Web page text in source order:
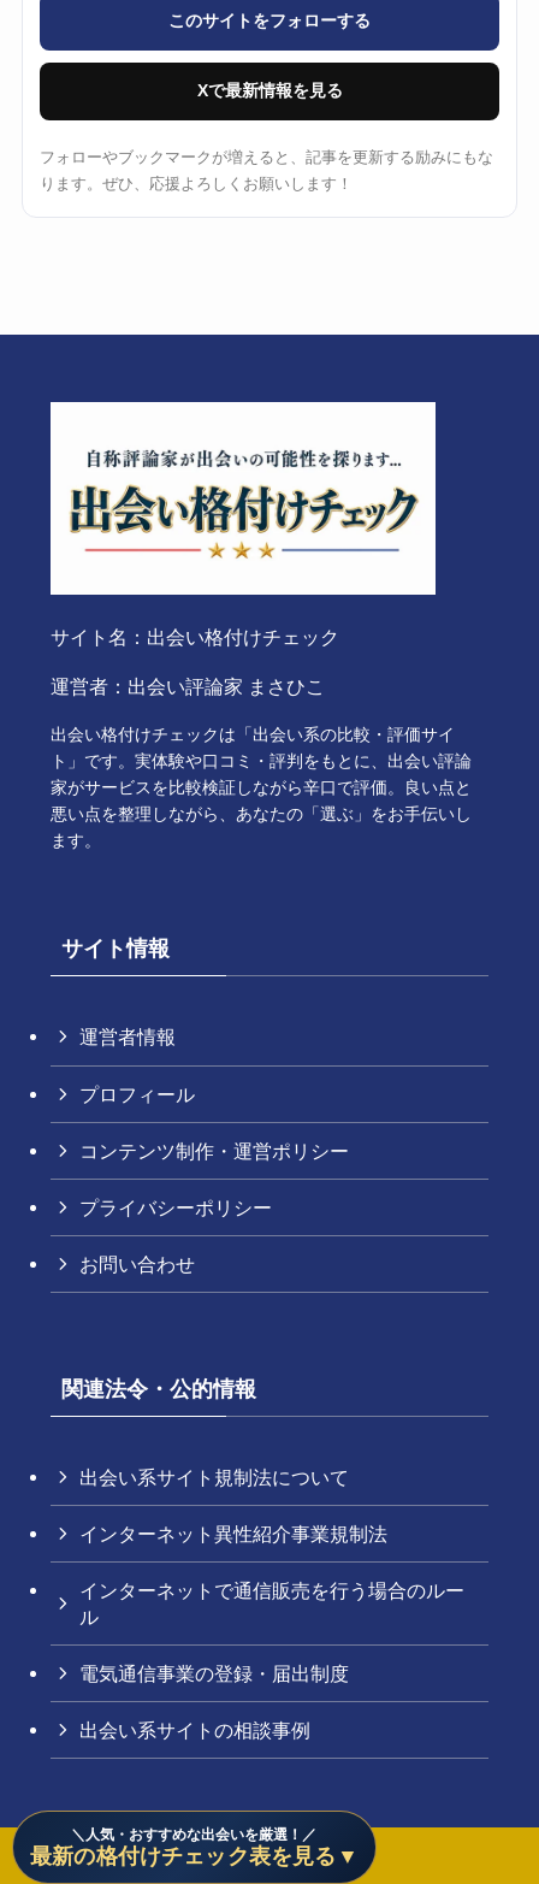
このサイトをフォローする
Xで最新情報を見る
フォローやブックマークが増えると、記事を更新する励みにもな
ります。ぜひ、応援よろしくお願いします！
サイト名：出会い格付けチェック
運営者：出会い評論家 まさひこ
出会い格付けチェックは「出会い系の比較・評価サイ
ト」です。実体験や口コミ・評判をもとに、出会い評論
家がサービスを比較検証しながら辛口で評価。良い点と
悪い点を整理しながら、あなたの「選ぶ」をお手伝いし
ます。
サイト情報
運営者情報
プロフィール
コンテンツ制作・運営ポリシー
プライバシーポリシー
お問い合わせ
関連法令・公的情報
出会い系サイト規制法について
インターネット異性紹介事業規制法
インターネットで通信販売を行う場合のルー
ル
電気通信事業の登録・届出制度
出会い系サイトの相談事例
©出会い格付けチェック.
＼人気・おすすめな出会いを厳選！／
最新の格付けチェック表を見る▼